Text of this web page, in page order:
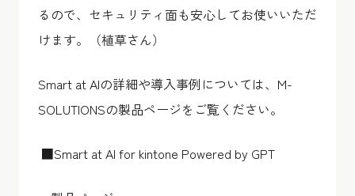
るので、セキュリティ面も安心してお使いいただ
けます。（植草さん）
Smart at AIの詳細や導入事例については、M-
SOLUTIONSの製品ページをご覧ください。
■Smart at AI for kintone Powered by GPT